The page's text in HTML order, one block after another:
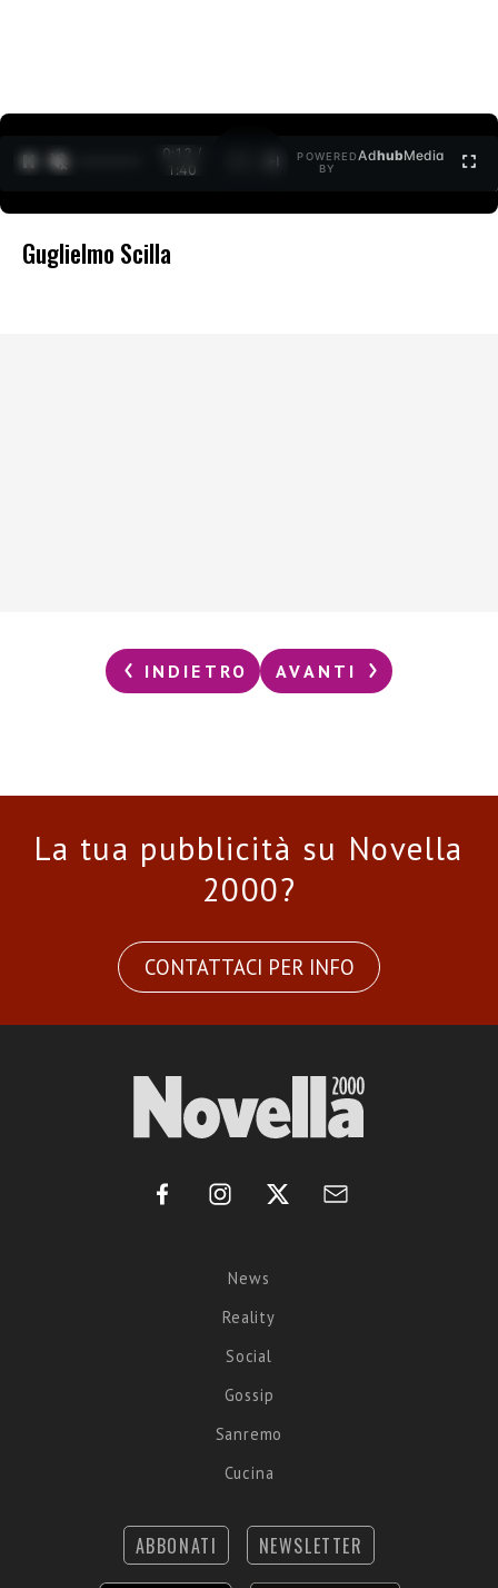
0:12 /
1:40
POWERED
BY
AdhubMedia
Guglielmo Scilla
INDIETRO AVANTI
La tua pubblicità su Novella
2000?
CONTATTACI PER INFO
News
Reality
Social
Gossip
Sanremo
Cucina
ABBONATI NEWSLETTER